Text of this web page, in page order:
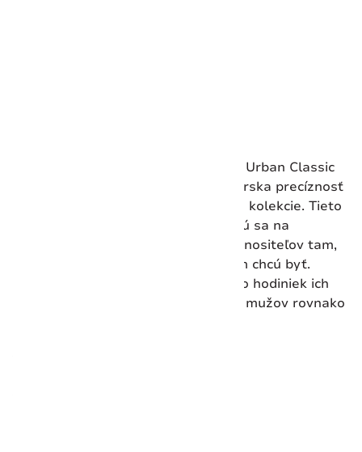
Vonku, vonku, tam vonku – kolekcia Urban Classic
vás nikdy nenechá v chlade. Švajčiarska precíznosť
a dokonalý štýl tvoria chrbticu tejto kolekcie. Tieto
hodinky jasne hovoria a zameriavajú sa na
podstatu času. Ich cieľom je dostať nositeľov tam,
kde chcú byť, presne vtedy, keď tam chcú byť.
Všestrannosť zabudovaná do týchto hodiniek ich
vybavuje tak, aby oslovili zenových mužov rovnako